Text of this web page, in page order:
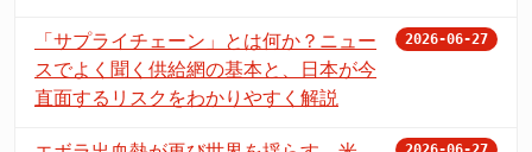
「サプライチェーン」とは何か？ニュー
スでよく聞く供給網の基本と、日本が今
直面するリスクをわかりやすく解説
2026-06-27